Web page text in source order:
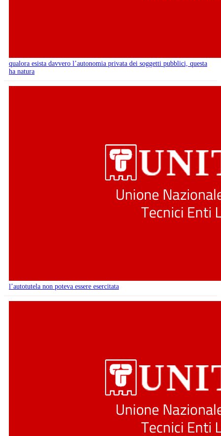
qualora esista davvero l’autonomia privata dei soggetti pubblici, questa
ha natura
l’autotutela non poteva essere esercitata